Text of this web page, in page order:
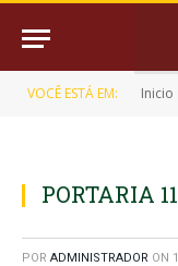
VOCÊ ESTÁ EM: Inicio
PORTARIA
POR ADMINISTRADOR ON